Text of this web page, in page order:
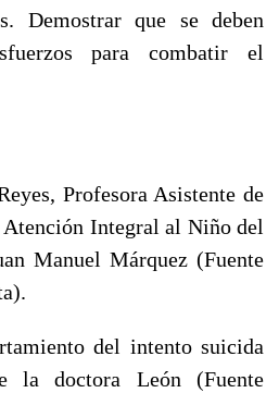
Demostrar que se deben
para combatir el
Profesora Asistente de
Integral al Niño del
Manuel Márquez (Fuente
del intento suicida
la doctora León (Fuente